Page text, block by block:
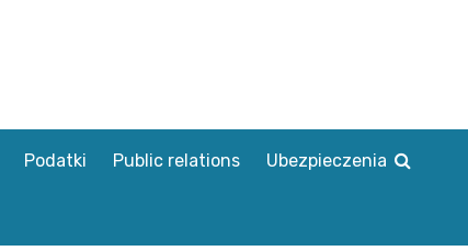
Podatki Public relations Ubezpieczenia